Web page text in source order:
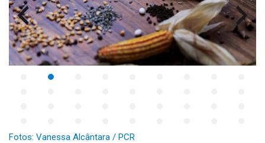
Fotos: Vanessa Alcântara / PCR